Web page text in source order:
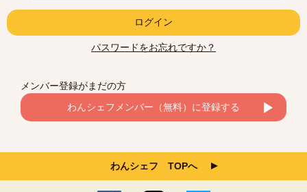
ログイン
パスワードをお忘れですか？
メンバー登録がまだの方
わんシェフメンバー（無料）に登録する
わんシェフ TOPへ